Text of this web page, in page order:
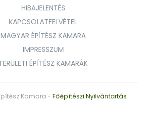
HIBAJELENTÉS
KAPCSOLATFELVÉTEL
MAGYAR ÉPÍTÉSZ KAMARA
IMPRESSZUM
ÉPÍTÉSZ KAMARÁK
Kamara - Főépítészi Nyilvántartás